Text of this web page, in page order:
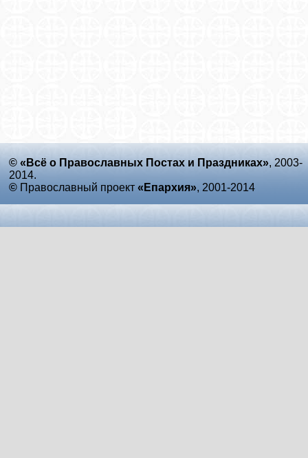
© «Всё о Православных Постах и Праздниках», 2003-
2014.
© Православный проект «Епархия», 2001-2014